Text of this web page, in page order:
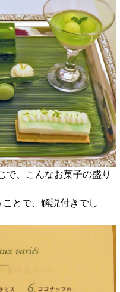
で、こんなお菓子の盛り
ことで、解説付きでし